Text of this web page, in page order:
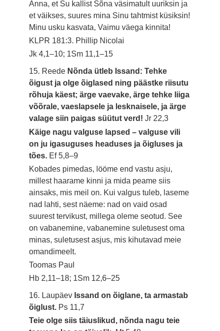
Anna, et Su kallist Sõna väsimatult uuriksin ja
et väikses, suures mina Sinu tahtmist küsiksin!
Minu usku kasvata, Vaimu väega kinnita!
KLPR 181:3. Phillip Nicolai
Jk 4,1–10; 1Sm 11,1–15
15. Reede Nõnda ütleb Issand: Tehke
õigust ja olge õiglased ning päästke riisutu
rõhuja käest; ärge vaevake, ärge tehke liiga
võõrale, vaeslapsele ja lesknaisele, ja ärge
valage siin paigas süütut verd!Jr 22,3
Käige nagu valguse lapsed – valguse vili
on ju igasuguses headuses ja õigluses ja
tões. Ef 5,8–9
Kobades pimedas, lööme end vastu asju,
millest haarame kinni ja mida peame siis
ainsaks, mis meil on. Kui valgus tuleb, laseme
nad lahti, sest näeme: nad on vaid osad
suurest tervikust, millega oleme seotud. See
on vabanemine, vabanemine suletusest oma
minas, suletusest asjus, mis kihutavad meie
omandimeelt.
Toomas Paul
Hb 2,11–18; 1Sm 12,6–25
16. Laupäev Issand on õiglane, ta armastab
õiglust. Ps 11,7
Teie olge siis täiuslikud, nõnda nagu teie